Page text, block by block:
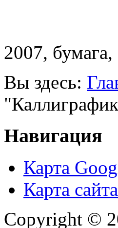
2007,
Вы здесь:
Навигация
Карта
Карта сайта
Copyright ©